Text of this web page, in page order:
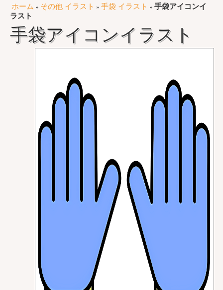
ホーム » その他 イラスト » 手袋 イラスト » 手袋アイコンイ
ラスト
手袋アイコンイラスト